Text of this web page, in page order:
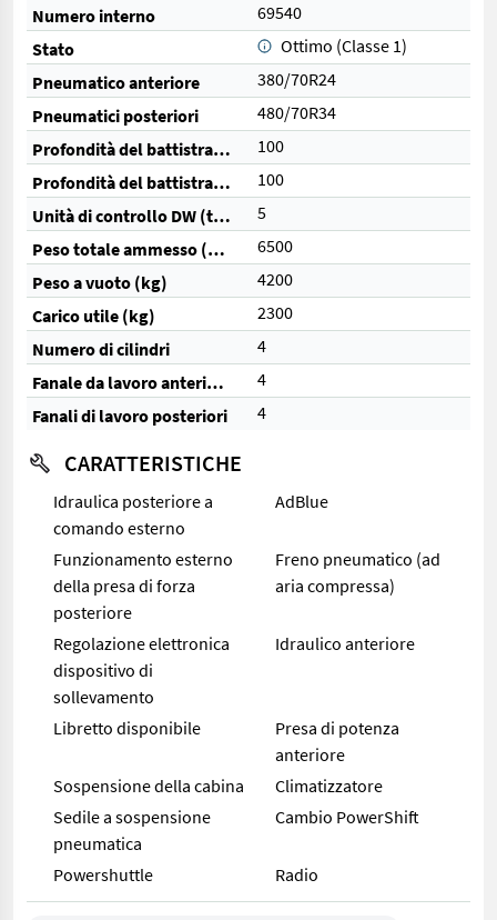
Numero interno
69540
Stato
Ottimo (Classe 1)
Pneumatico anteriore
380/70R24
Pneumatici posteriori
480/70R34
Profondità del battistrada anteriore (%)
100
Profondità del battistrada posteriore (%)
100
Unità di controllo DW (totale)
5
Peso totale ammesso (kg)
6500
Peso a vuoto (kg)
4200
Carico utile (kg)
2300
Numero di cilindri
4
Fanale da lavoro anteriore
4
Fanali di lavoro posteriori
4
CARATTERISTICHE
Idraulica posteriore a
comando esterno
AdBlue
Funzionamento esterno
della presa di forza
posteriore
Freno pneumatico (ad
aria compressa)
Regolazione elettronica
dispositivo di
sollevamento
Idraulico anteriore
Libretto disponibile
Presa di potenza
anteriore
Sospensione della cabina
Climatizzatore
Sedile a sospensione
pneumatica
Cambio PowerShift
Powershuttle Radio